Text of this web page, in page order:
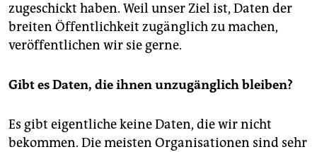
zugeschickt haben. Weil unser Ziel ist, Daten der
breiten Öffentlichkeit zugänglich zu machen,
veröffentlichen wir sie gerne.
Gibt es Daten, die ihnen unzugänglich bleiben?
Es gibt eigentliche keine Daten, die wir nicht
bekommen. Die meisten Organisationen sind sehr